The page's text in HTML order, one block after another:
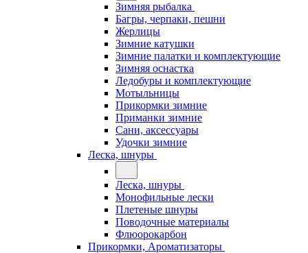
Зимняя рыбалка
Багры, черпаки, пешни
Жерлицы
Зимние катушки
Зимние палатки и комплектующие
Зимняя оснастка
Ледобуры и комплектующие
Мотыльницы
Прикормки зимние
Приманки зимние
Сани, аксессуары
Удочки зимние
Леска, шнуры
Леска, шнуры
Монофильные лески
Плетеные шнуры
Поводочные материалы
Флюорокарбон
Прикормки, Ароматизаторы